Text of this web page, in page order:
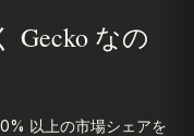
Gecko なの
以上の市場シェアを